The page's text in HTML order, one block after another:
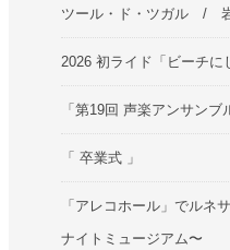
ツール・ド・ツガル /
2026 初ライド「ビーチに
「第19回 声楽アンサンブ
「 卒業式 」
「アレコホール」でルネ
ナイトミュージアム〜